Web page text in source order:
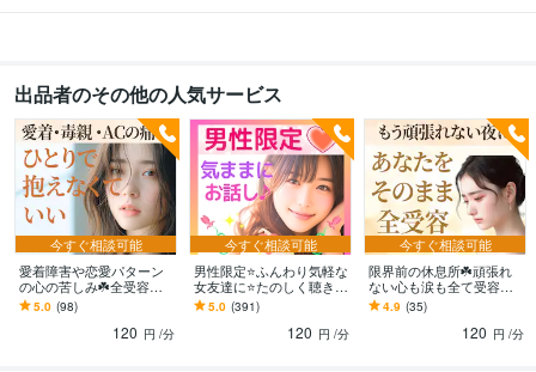
WordPress:5年Excel:5年Google サイト:3年Word:5年Canva:3年
不倫・秘密の恋など誰にも言えない相談
い気持ち ❤️HSP・エンパス・繊細さん生きづらさ
❤️不安・孤独・鬱・眠
れないほどの寂しさ ❤️ツインレイ・サイレント期間のお悩み ❤️Webライ
ター・ブログのお悩み疑問
電話 相談 悩み 愚痴聞き 話し相手 恋愛 心の傷 不倫 毒親 不安
出品者のその他の人気サービス
今すぐ相談可能
愛着障害や恋愛パターン
の心の苦しみ☘️全受容し
ます 毒親/AC/見捨てられ
不安/寂しい/孤独/試し行
5.0 (98)
120 円 /分
今すぐ相談可能
男性限定⭐ふんわり気軽な
女友達に⭐たのしく聴きま
す お悩みから雑談☘️愚痴
ノロケも◎晩酌や寝る前
の癒しタイムに♬
5.0 (391)
120 円 /分
今すぐ相談可能
限界前の休息所☘️頑張れ
ない心も涙も全て受容し
ます 1.6万人を癒した包容
力⭐正論なし否定なしであ
4.9 (35)
120 円 /分